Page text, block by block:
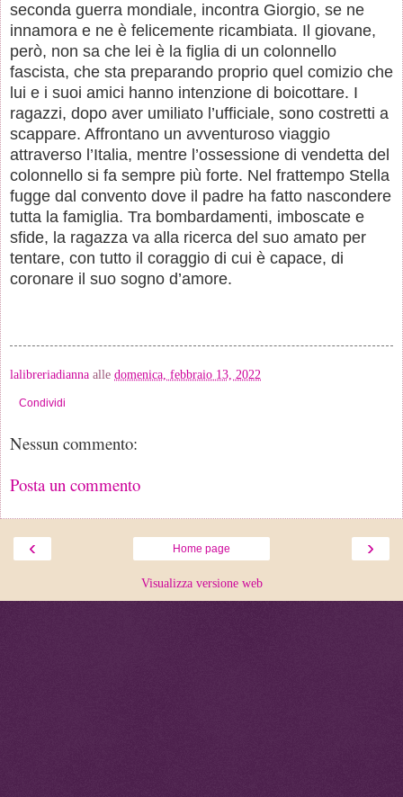
seconda guerra mondiale, incontra Giorgio, se ne
innamora e ne è felicemente ricambiata. Il giovane,
però, non sa che lei è la figlia di un colonnello
fascista, che sta preparando proprio quel comizio che
lui e i suoi amici hanno intenzione di boicottare. I
ragazzi, dopo aver umiliato l’ufficiale, sono costretti a
scappare. Affrontano un avventuroso viaggio
attraverso l’Italia, mentre l’ossessione di vendetta del
colonnello si fa sempre più forte. Nel frattempo Stella
fugge dal convento dove il padre ha fatto nascondere
tutta la famiglia. Tra bombardamenti, imboscate e
sfide, la ragazza va alla ricerca del suo amato per
tentare, con tutto il coraggio di cui è capace, di
coronare il suo sogno d’amore.
lalibreriadianna alle domenica, febbraio 13, 2022
Condividi
Nessun commento:
Posta un commento
‹ ›
Home page
Visualizza versione web